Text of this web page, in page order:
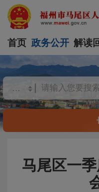
首页 政务公开 解读
马尾区一